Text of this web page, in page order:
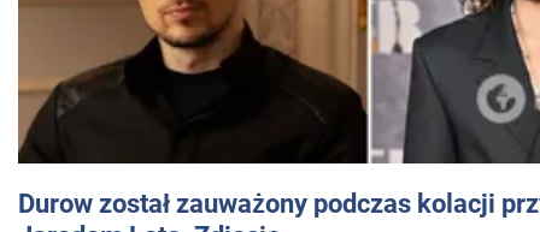
Durow został zauważony podczas kolacji